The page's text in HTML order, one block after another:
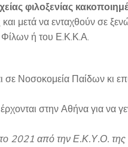
φιλοξενίας
και μετά να ενταχθούν σε
Φίλων ή του Ε.Κ.Κ.Α.
σε Νοσοκομεία Παίδων κι
στην Αθήνα για να
2021 από την Ε.Κ.Υ.Ο.